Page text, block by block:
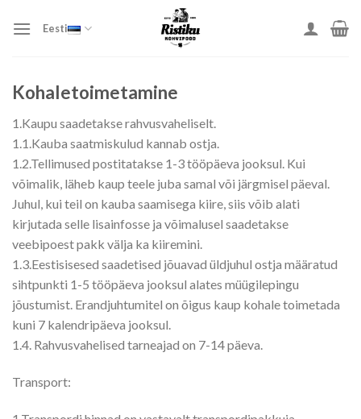
Eesti
Kohaletoimetamine
1.Kaupu saadetakse rahvusvaheliselt.
1.1.Kauba saatmiskulud kannab ostja.
1.2.Tellimused postitatakse 1-3 tööpäeva jooksul. Kui
võimalik, läheb kaup teele juba samal või järgmisel päeval.
Juhul, kui teil on kauba saamisega kiire, siis võib alati
kirjutada selle lisainfosse ja võimalusel saadetakse
veebipoest pakk välja ka kiiremini.
1.3.Eestisisesed saadetised jõuavad üldjuhul ostja määratud
sihtpunkti 1-5 tööpäeva jooksul alates müügilepingu
jõustumist. Erandjuhtumitel on õigus kaup kohale toimetada
kuni 7 kalendripäeva jooksul.
1.4. Rahvusvahelised tarneajad on 7-14 päeva.
Transport: